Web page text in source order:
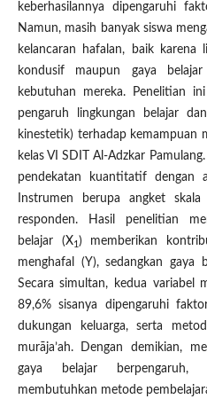
keberhasilannya dipengaruhi
Namun, masih banyak siswa
kelancaran hafalan, baik karena
kondusif maupun gaya
kebutuhan mereka. Penelitian
pengaruh lingkungan belajar
kinestetik) terhadap kemampuan
kelas VI SDIT Al-Adzkar
pendekatan kuantitatif dengan
Instrumen berupa angket
responden. Hasil penelitian
belajar (X1 ) memberikan
menghafal (Y), sedangkan gaya
Secara simultan, kedua variabel
89,6% sisanya dipengaruhi
dukungan keluarga, serta
murāja’ah. Dengan demikian,
gaya belajar berpengaruh,
membutuhkan metode